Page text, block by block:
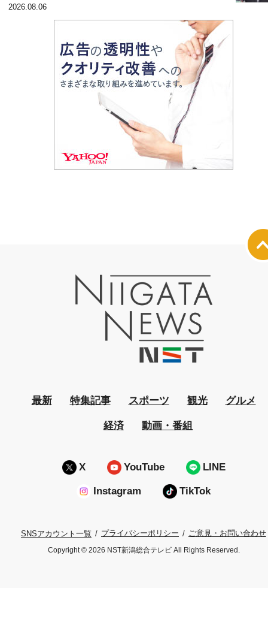
2026.08.06
最新 特集記事 スポーツ 観光 グルメ
経済 動画・番組
X YouTube LINE
Instagram TikTok
SNSアカウント一覧 プライバシーポリシー ご意見・お問い合わせ
Copyright © 2026 NST新潟総合テレビ All Rights Reserved.